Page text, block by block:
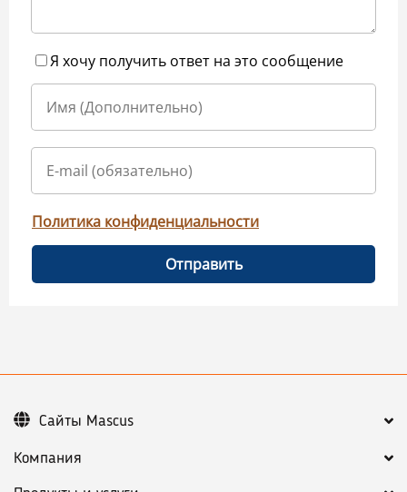
Я хочу получить ответ на это сообщение
Политика конфиденциальности
Отправить
Компания
Сайты Mascus